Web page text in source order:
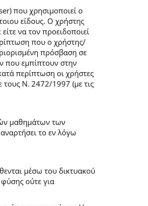
που χρησιμοποιεί ο
είδους. Ο χρήστης
να τον προειδοποιεί
που ο χρήστης/
πρόσβαση σε
που εμπίπτουν στην
περίπτωση οι χρήστες
τους Ν. 2472/1997 (με τις
μαθημάτων των
το εν λόγω
μέσω του δικτυακού
ούτε για